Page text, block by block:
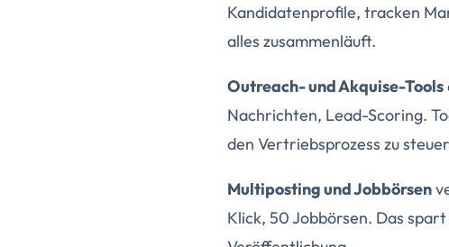
Kandidatenprofile, tracken
alles zusammenläuft.
Outreach- und Akquise-Tools
Nachrichten, Lead-Scoring.
den Vertriebsprozess zu
Multiposting und Jobbörsen
Klick, 50 Jobbörsen. Das